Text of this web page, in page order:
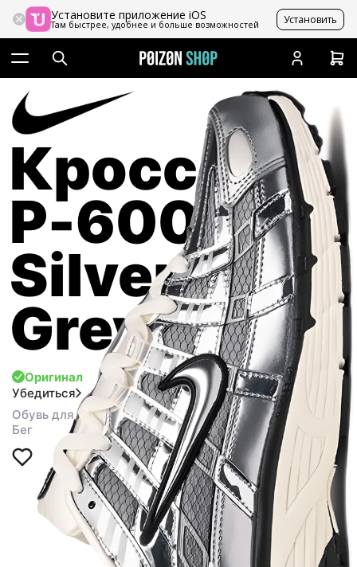
Установите приложение iOS
Там быстрее, удобнее и больше возможностей Установить
Кроссовки
P-6000
Silver
Grey
Оригинал
Убедиться
Обувь для спорта
Бег